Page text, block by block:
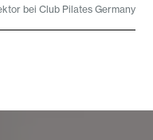
bei Club Pilates Germany